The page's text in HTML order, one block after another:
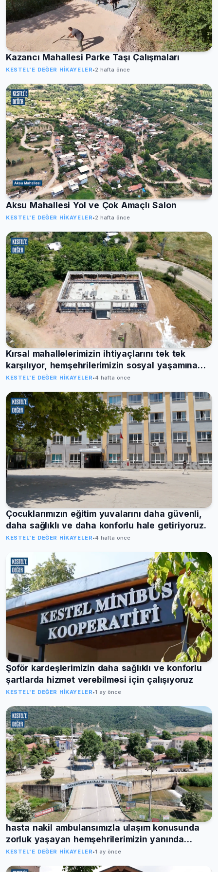
Kazancı Mahallesi Parke Taşı Çalışmaları
KESTEL'E DEĞER HIKAYELER•2 hafta önce
Aksu Mahallesi Yol ve Çok Amaçlı Salon
KESTEL'E DEĞER HIKAYELER•2 hafta önce
Kırsal mahallelerimizin ihtiyaçlarını tek tek
karşılıyor, hemşehrilerimizin sosyal yaşamına
değer katacak yatırımları hayata geçiriyoruz
KESTEL'E DEĞER HIKAYELER•4 hafta önce
Çocuklarımızın eğitim yuvalarını daha güvenli,
daha sağlıklı ve daha konforlu hale getiriyoruz.
KESTEL'E DEĞER HIKAYELER•4 hafta önce
Şoför kardeşlerimizin daha sağlıklı ve konforlu
şartlarda hizmet verebilmesi için çalışıyoruz
KESTEL'E DEĞER HIKAYELER•1 ay önce
hasta nakil ambulansımızla ulaşım konusunda
zorluk yaşayan hemşehrilerimizin yanında
oluyoruz
KESTEL'E DEĞER HIKAYELER•1 ay önce